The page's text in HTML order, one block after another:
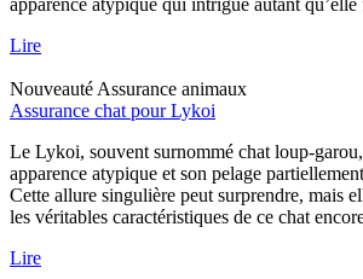
Lire
Nouveauté Assurance animaux
Assurance chat pour Lykoi
Le Lykoi, souvent surnommé chat loup-
apparence atypique et son pelage
Cette allure singulière peut surprendre, mais
les véritables caractéristiques de ce chat
Lire